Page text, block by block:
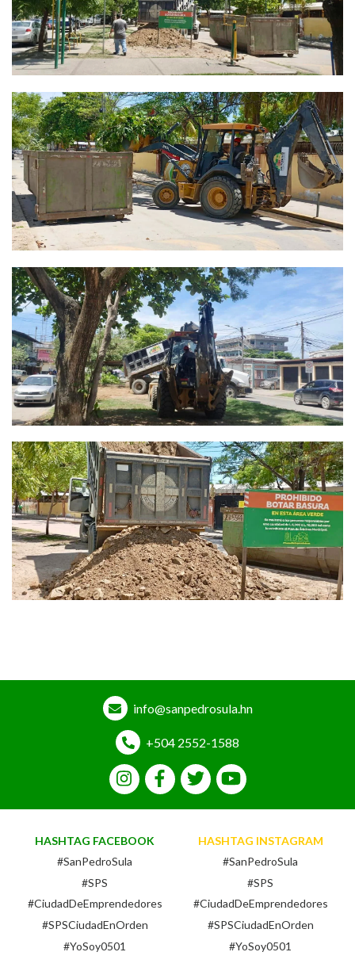
info@sanpedrosula.hn
+504 2552-1588
HASHTAG FACEBOOK
#SanPedroSula
#SPS
#CiudadDeEmprendedores
#SPSCiudadEnOrden
#YoSoy0501
HASHTAG INSTAGRAM
#SanPedroSula
#SPS
#CiudadDeEmprendedores
#SPSCiudadEnOrden
#YoSoy0501